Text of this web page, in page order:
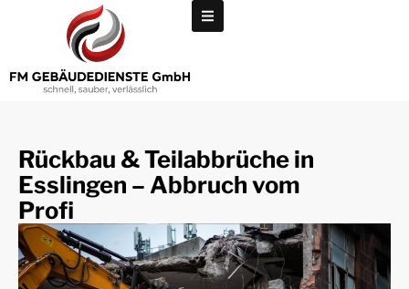
Rückbau & Teilabbrüche in
Esslingen – Abbruch vom
Profi